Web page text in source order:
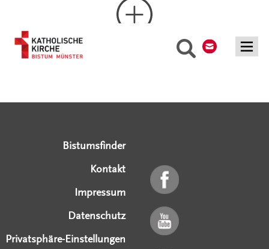
Suche
Bistumsfinder
Kontakt
Impressum
Datenschutz
Privatsphäre-Einstellungen